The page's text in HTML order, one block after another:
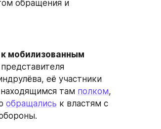
обращения и
к мобилизованным
её участники
там полком,
обращались к властям с